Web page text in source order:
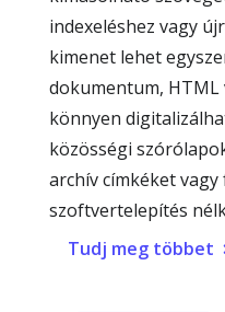
indexeléshez vagy
kimenet lehet
dokumentum, HTML
könnyen
közösségi
archív címkéket
szoftvertelepítés
Tudj meg többet